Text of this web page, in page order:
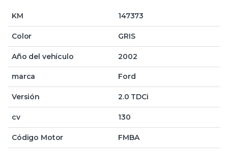
KM 147373
Color GRIS
Año del vehículo 2002
marca Ford
Versión 2.0 TDCi
cv 130
Código Motor FMBA